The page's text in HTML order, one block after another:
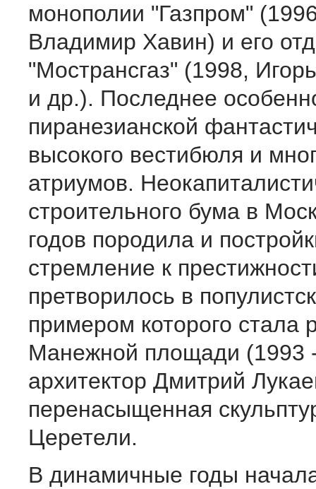
монополии "Газпром"
Владимир Хавин) и его
"Мострансгаз" (1998,
и др.). Последнее
пиранезианской
высокого вестибюля и
атриумов.
строительного бума в
годов породила и
стремление к
претворилось в
примером которого стала
Манежной площади (1993
архитектор Дмитрий
перенасыщенная
Церетели.
В динамичные годы